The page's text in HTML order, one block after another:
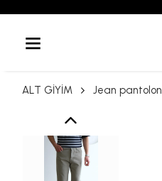
ALT GİYİM Jean pantolon